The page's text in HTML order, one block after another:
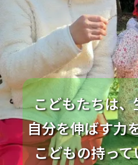
こどもたちは
自分を伸ばす力
こどもの持っ